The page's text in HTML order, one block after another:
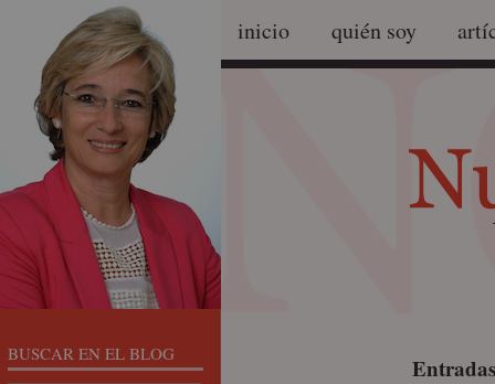
inicio quién soy
BUSCAR EN EL BLOG